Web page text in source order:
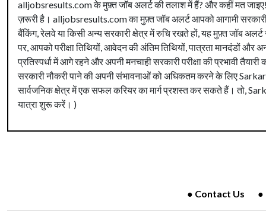
alljobsresults.com के मुफ़्त जॉब अलर्ट की तलाश में हैं? और कहीं मत
ज़रूरी है। alljobsresults.com का मुफ़्त जॉब अलर्ट आपको आगामी
बैंकिंग, रेलवे या किसी अन्य सरकारी क्षेत्र में रुचि रखते हों, यह मुफ़्त जॉब
पर, आपको परीक्षा तिथियों, आवेदन की अंतिम तिथियों, पात्रता मानदंडों
प्रतिस्पर्धा में आगे रहने और अपनी मनचाही सरकारी परीक्षा की प्रभावी
सरकारी नौकरी पाने की अपनी संभावनाओं को अधिकतम करने के लिए
सार्वजनिक क्षेत्र में एक सफल करियर का मार्ग प्रशस्त कर सकते हैं। तो,
यात्रा शुरू करें। )
Contact Us